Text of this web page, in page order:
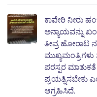
ಕಾವೇರಿ ನೀರು
ಅನ್ಯಾಯವನ್ನು
ತೀವ್ರ ಹೋರಾಟ
ಪರಸ್ಪರ
ಪ್ರಯತ್ನಿಸಬೇಕು
ಆಗ್ರಹಿಸಿದೆ.